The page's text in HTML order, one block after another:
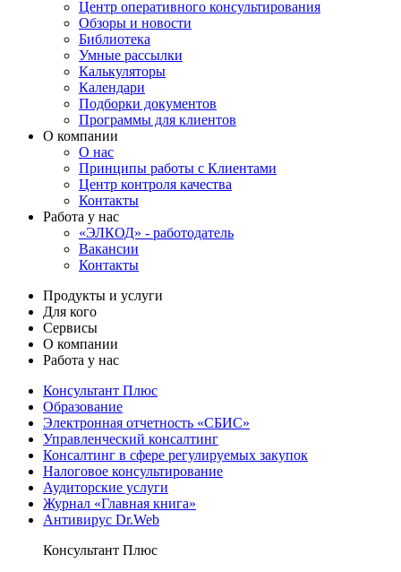
Центр оперативного консультирования
Обзоры и новости
Библиотека
Умные рассылки
Калькуляторы
Календари
Подборки документов
Программы для клиентов
О компании
О нас
Принципы работы с Клиентами
Центр контроля качества
Контакты
Работа у нас
«ЭЛКОД» - работодатель
Вакансии
Контакты
Продукты и услуги
Для кого
Сервисы
О компании
Работа у нас
Консультант Плюс
Образование
Электронная отчетность «СБИС»
Управленческий консалтинг
Консалтинг в сфере регулируемых закупок
Налоговое консультирование
Аудиторские услуги
Журнал «Главная книга»
Антивирус Dr.Web
Консультант Плюс